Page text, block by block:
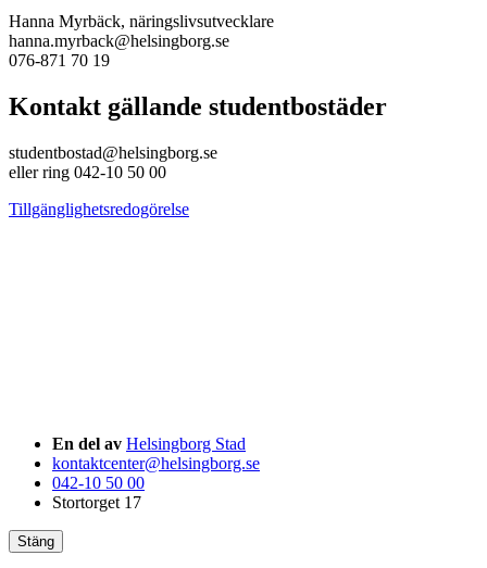
Hanna Myrbäck, näringslivsutvecklare
hanna.myrback@helsingborg.se
076-871 70 19
Kontakt gällande studentbostäder
studentbostad@helsingborg.se
eller ring 042-10 50 00
Tillgänglighetsredogörelse
En del av Helsingborg Stad
kontaktcenter@helsingborg.se
042-10 50 00
Stortorget 17
Stäng